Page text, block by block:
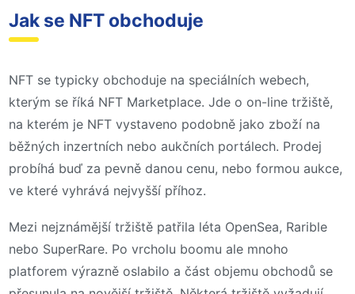
Jak se NFT obchoduje
NFT se typicky obchoduje na speciálních webech,
kterým se říká NFT Marketplace. Jde o on-line tržiště,
na kterém je NFT vystaveno podobně jako zboží na
běžných inzertních nebo aukčních portálech. Prodej
probíhá buď za pevně danou cenu, nebo formou aukce,
ve které vyhrává nejvyšší příhoz.
Mezi nejznámější tržiště patřila léta OpenSea, Rarible
nebo SuperRare. Po vrcholu boomu ale mnoho
platforem výrazně oslabilo a část objemu obchodů se